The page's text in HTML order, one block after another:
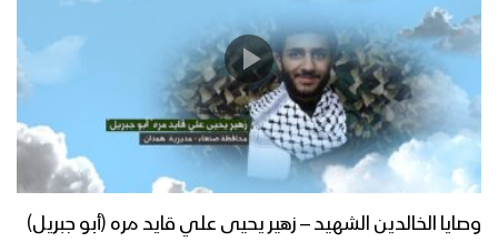
وصايا الخالدين الشهيد – زهير يحيى علي قايد مره (أبو جبريل)